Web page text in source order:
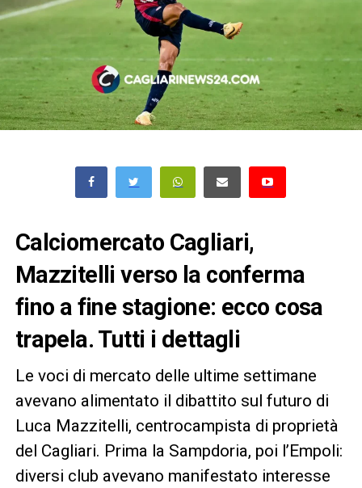
Calciomercato Cagliari,
Mazzitelli verso la conferma
fino a fine stagione: ecco cosa
trapela. Tutti i dettagli
Le voci di mercato delle ultime settimane
avevano alimentato il dibattito sul futuro di
Luca Mazzitelli, centrocampista di proprietà
del Cagliari. Prima la Sampdoria, poi l’Empoli:
diversi club avevano manifestato interesse